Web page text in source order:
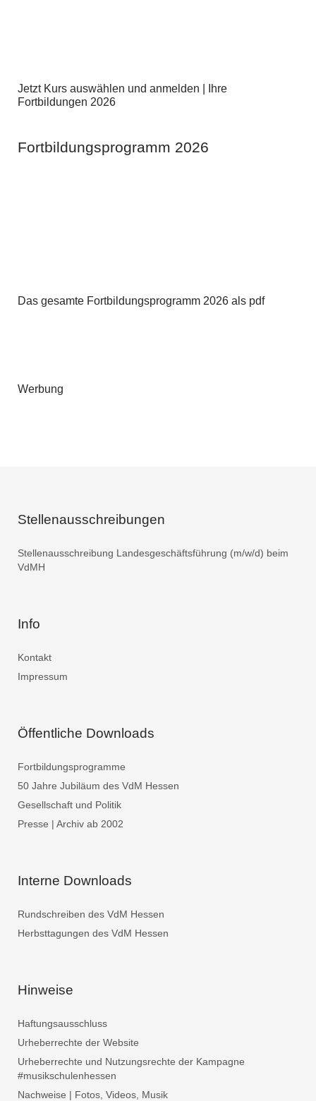
Jetzt Kurs auswählen und anmelden | Ihre
Fortbildungen 2026
Fortbildungsprogramm 2026
Das gesamte Fortbildungsprogramm 2026 als pdf
Werbung
Stellenausschreibungen
Stellenausschreibung Landesgeschäftsführung (m/w/d) beim
VdMH
Info
Kontakt
Impressum
Öffentliche Downloads
Fortbildungsprogramme
50 Jahre Jubiläum des VdM Hessen
Gesellschaft und Politik
Presse | Archiv ab 2002
Interne Downloads
Rundschreiben des VdM Hessen
Herbsttagungen des VdM Hessen
Hinweise
Haftungsausschluss
Urheberrechte der Website
Urheberrechte und Nutzungsrechte der Kampagne
#musikschulenhessen
Nachweise | Fotos, Videos, Musik